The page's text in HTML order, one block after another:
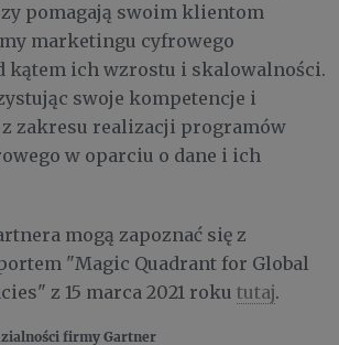
pomagają swoim klientom
marketingu cyfrowego
kątem ich wzrostu i skalowalności.
swoje kompetencje i
z zakresu realizacji programów
w oparciu o dane i ich
mogą zapoznać się z
"Magic Quadrant for Global
z 15 marca 2021 roku tutaj.
firmy Gartner